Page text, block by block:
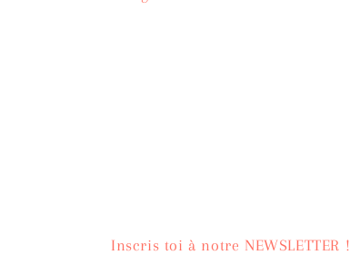
Inscris toi à notre NEWSLETTER !